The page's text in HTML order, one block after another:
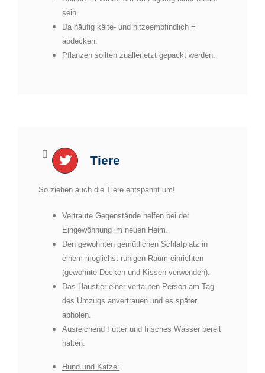
sein.
Da häufig kälte- und hitzeempfindlich =
abdecken.
Pflanzen sollten zuallerletzt gepackt werden.
Tiere
So ziehen auch die Tiere entspannt um!
Vertraute Gegenstände helfen bei der
Eingewöhnung im neuen Heim.
Den gewohnten gemütlichen Schlafplatz in
einem möglichst ruhigen Raum einrichten
(gewohnte Decken und Kissen verwenden).
Das Haustier einer vertauten Person am Tag
des Umzugs anvertrauen und es später
abholen.
Ausreichend Futter und frisches Wasser bereit
halten.
Hund und Katze: